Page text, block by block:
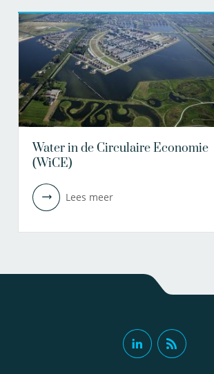
Water in de Circulaire Economie
(WiCE)
Lees meer